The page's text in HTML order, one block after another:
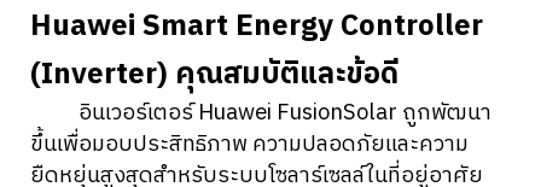
Huawei Smart Energy Controller
(Inverter) คุณสมบัติและข้อดี
อินเวอร์เตอร์ Huawei FusionSolar ถูกพัฒนา
ขึ้นเพื่อมอบประสิทธิภาพ ความปลอดภัยและความ
ยืดหยุ่นสูงสุดสำหรับระบบโซลาร์เซลล์ในที่อยู่อาศัย